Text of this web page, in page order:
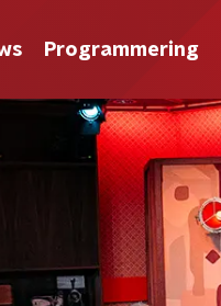
Programmering